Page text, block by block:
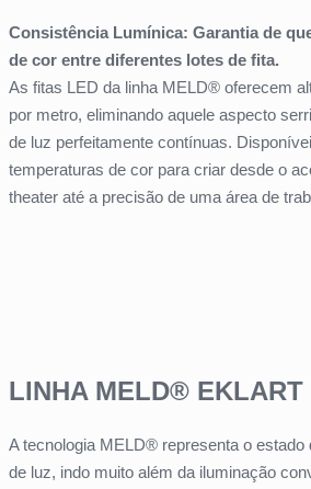
Consistência Lumínica: Garantia de
de cor entre diferentes lotes de fita.
As fitas LED da linha MELD® oferecem
por metro, eliminando aquele aspecto
de luz perfeitamente contínuas.
temperaturas de cor para criar desde o
theater até a precisão de uma área de
LINHA MELD® EKLART
A tecnologia MELD® representa o estado
de luz, indo muito além da iluminação